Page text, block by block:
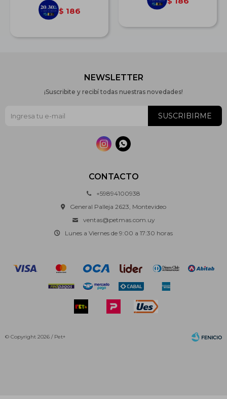
$ 186
CONTACTO
+59894100938
General Palleja 2623, Montevideo
ventas@petmas.com.uy
Lunes a Viernes de 9:00 a 17:30 horas
NEWSLETTER
¡Suscribite y recibí todas nuestras novedades!
SUSCRIBIRME
 
© Copyright 2026 / Pet+